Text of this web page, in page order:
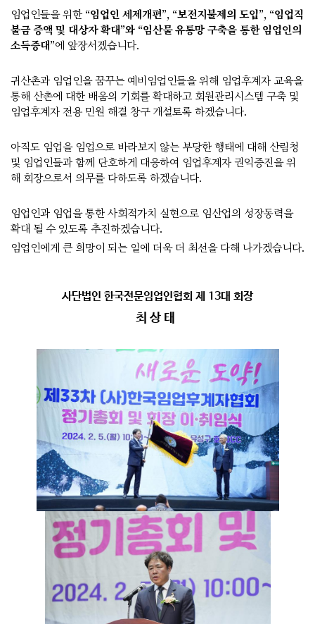
임업인들을 위한 “임업인 세제개편”, “보전지불제의 도입”, “임업직
불금 증액 및 대상자 확대”와 “임산물 유통망 구축을 통한 임업인의
소득증대”에 앞장서겠습니다.
귀산촌과 임업인을 꿈꾸는 예비임업인들을 위해 임업후계자 교육을
통해 산촌에 대한 배움의 기회를 확대하고 회원관리시스템 구축 및
임업후계자 전용 민원 해결 창구 개설토록 하겠습니다.
아직도 임업을 임업으로 바라보지 않는 부당한 행태에 대해 산림청
및 임업인들과 함께 단호하게 대응하여 임업후계자 권익증진을 위
해 회장으로서 의무를 다하도록 하겠습니다.
임업인과 임업을 통한 사회적가치 실현으로 임산업의 성장동력을
확대 될 수 있도록 추진하겠습니다.
임업인에게 큰 희망이 되는 일에 더욱 더 최선을 다해 나가겠습니다.
사단법인 한국전문임업인협회 제 13대 회장
최 상 태